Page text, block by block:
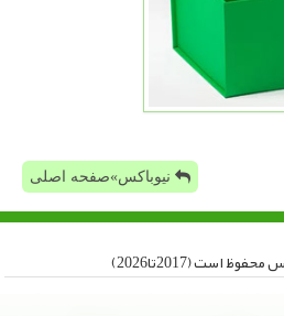
نیوباکس»صفحه اصلی